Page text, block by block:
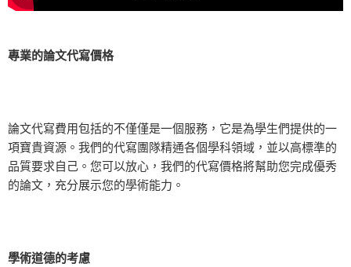
專業的論文代寫價格
論文代寫費用包括的不僅僅是一個服務，它是為學生們提供的一
項寶貴資源。我們的代寫團隊精通各個學科領域，並以高標準的
品質要求自己。您可以放心，我們的代寫價格將幫助您完成優秀
的論文，充分展示您的學術能力。
學術道德的考慮